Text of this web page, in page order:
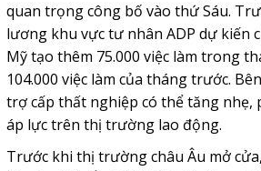
quan trọng công bố vào thứ Sáu.
lương khu vực tư nhân ADP dự kiến
Mỹ tạo thêm 75.000 việc làm trong
104.000 việc làm của tháng trước.
trợ cấp thất nghiệp có thể tăng nhẹ,
áp lực trên thị trường lao động.
Trước khi thị trường châu Âu mở